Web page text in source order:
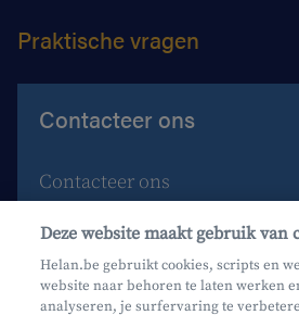
Praktische vragen
Contacteer ons
Contacteer ons
Maak een afspraak
Waar vind je ons?
Phishing
Deze website maakt gebruik van
Helan.be gebruikt cookies, scripts en
website naar behoren te laten werken
analyseren, je surfervaring te